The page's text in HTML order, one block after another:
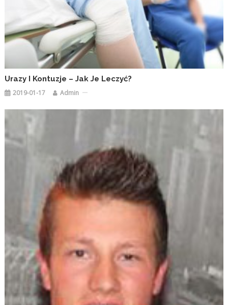
Urazy I Kontuzje – Jak Je Leczyć?
2019-01-17 Admin